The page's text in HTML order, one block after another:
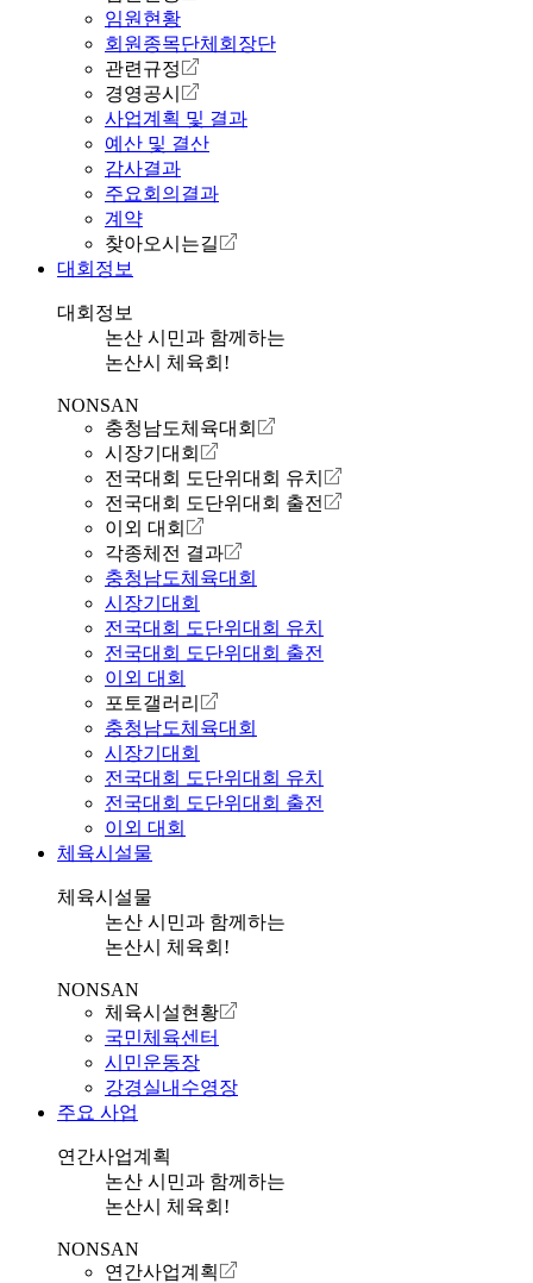
임원현황
회원종목단체회장단
관련규정
경영공시
사업계획 및 결과
예산 및 결산
감사결과
주요회의결과
계약
찾아오시는길
대회정보
대회정보
논산 시민과 함께하는
논산시 체육회!
NONSAN
충청남도체육대회
시장기대회
전국대회 도단위대회 유치
전국대회 도단위대회 출전
이외 대회
각종체전 결과
충청남도체육대회
시장기대회
전국대회 도단위대회 유치
전국대회 도단위대회 출전
이외 대회
포토갤러리
충청남도체육대회
시장기대회
전국대회 도단위대회 유치
전국대회 도단위대회 출전
이외 대회
체육시설물
체육시설물
논산 시민과 함께하는
논산시 체육회!
NONSAN
체육시설현황
국민체육센터
시민운동장
강경실내수영장
주요 사업
연간사업계획
논산 시민과 함께하는
논산시 체육회!
NONSAN
연간사업계획